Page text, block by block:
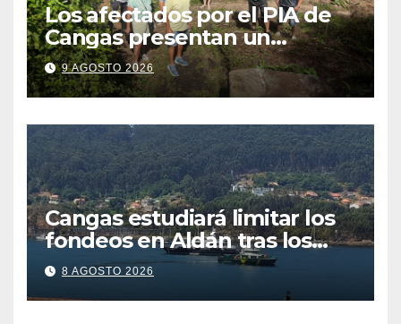
Los afectados por el PIA de
Cangas presentan un
recurso: “Lo vamos a luchar”
9 AGOSTO 2026
Cangas estudiará limitar los
fondeos en Aldán tras los
últimos episodios de
contaminación en Arneles
8 AGOSTO 2026